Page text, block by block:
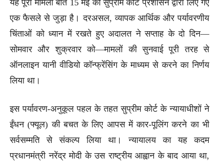
यह पूरा मामला बीते 15 मई को सुप्रीम कोर्ट प्रशासन द्वारा लिए गए
एक फैसले से जुड़ा है। दरअसल, व्यापक आर्थिक और पर्यावरणीय
चिंताओं को ध्यान में रखते हुए अदालत ने सप्ताह के दो दिन—
सोमवार और शुक्रवार को—मामलों की सुनवाई पूरी तरह से
ऑनलाइन यानी वीडियो कॉन्फ्रेंसिंग के माध्यम से करने का निर्णय
लिया था।
इस पर्यावरण-अनुकूल पहल के तहत सुप्रीम कोर्ट के न्यायाधीशों ने
ईंधन (फ्यूल) की बचत के लिए आपस में कार-पूलिंग करने का भी
सर्वसम्मति से संकल्प लिया था। न्यायालय का यह कदम
प्रधानमंत्री नरेंद्र मोदी के उस राष्ट्रीय आह्वान के बाद आया था,